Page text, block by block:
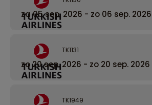
za 05 sep. 2026 - zo 06 sep. 2026
TK1131
zo 20 sep. 2026 - zo 20 sep. 2026
TK1949